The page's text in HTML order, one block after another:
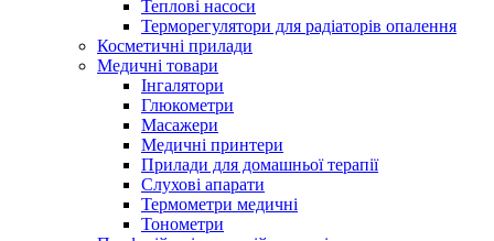
Теплові насоси
Терморегулятори для радіаторів опалення
Косметичні прилади
Медичні товари
Інгалятори
Глюкометри
Масажери
Медичні принтери
Прилади для домашньої терапії
Слухові апарати
Термометри медичні
Тонометри